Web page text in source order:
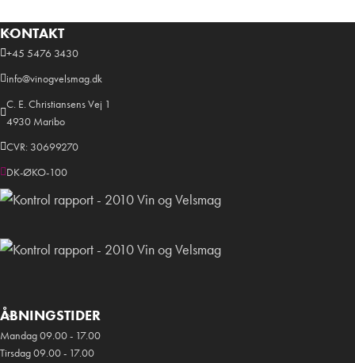
KONTAKT
+45 5476 3430
info@vinogvelsmag.dk
C. E. Christiansens Vej 1
4930 Maribo
CVR: 30699270
DK-ØKO-100
ÅBNINGSTIDER
Mandag 09.00 - 17.00
Tirsdag 09.00 - 17.00